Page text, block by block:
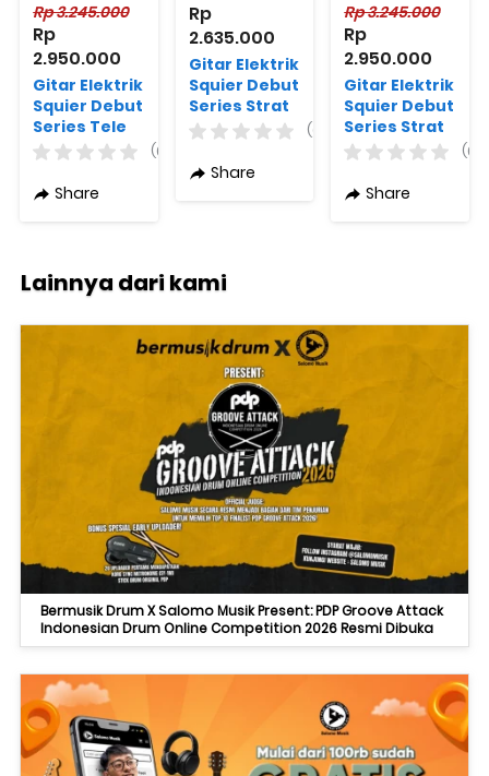
Rp 3.245.000
Rp
2.950.000
Gitar Elektrik
Squier Debut
Series Tele
Style Varian
Original
(0)
Share
Rp
2.635.000
Gitar Elektrik
Squier Debut
Series Strat
Style SSS
Varian
(0)
Share
Rp 3.245.000
Rp
2.950.000
Gitar Elektrik
Squier Debut
Series Strat
Style HSS
Varian
(0)
Share
Lainnya dari kami
Bermusik Drum X Salomo Musik Present: PDP Groove Attack
Indonesian Drum Online Competition 2026 Resmi Dibuka